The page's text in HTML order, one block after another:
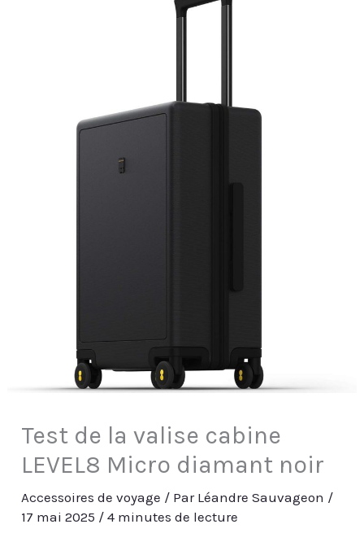
Test de la valise cabine
LEVEL8 Micro diamant noir
Accessoires de voyage / Par Léandre Sauvageon /
17 mai 2025 /4 minutes de lecture